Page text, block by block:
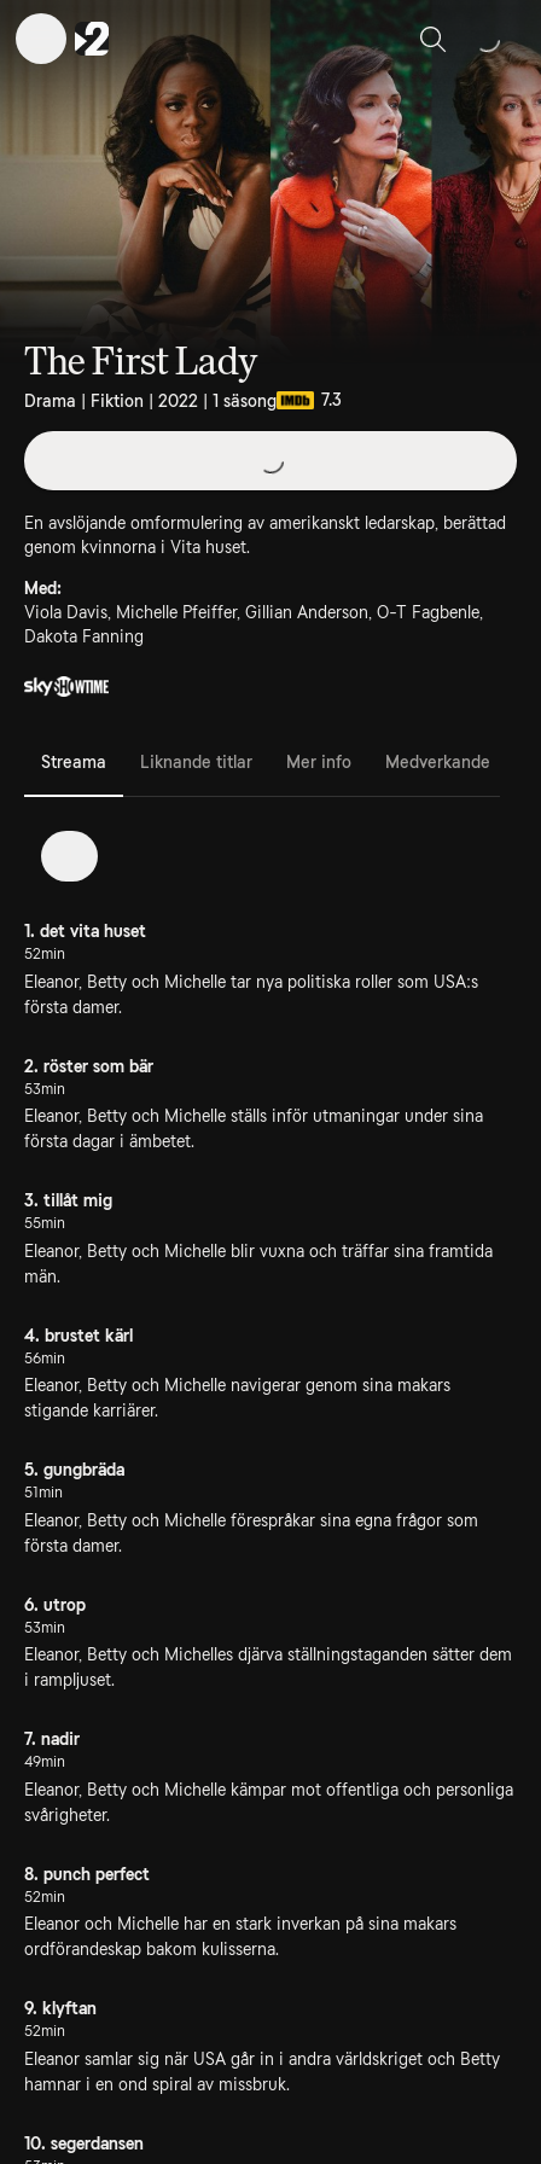
Sök
The First Lady
Drama | Fiktion | 2022 | 1 säsong 7.3
En avslöjande omformulering av amerikanskt ledarskap, berättad
genom kvinnorna i Vita huset.
Med:
Viola Davis, Michelle Pfeiffer, Gillian Anderson, O-T Fagbenle,
Dakota Fanning
Streama Liknande titlar Mer info Medverkande
1. det vita huset
52min
Eleanor, Betty och Michelle tar nya politiska roller som USA:s
första damer.
2. röster som bär
53min
Eleanor, Betty och Michelle ställs inför utmaningar under sina
första dagar i ämbetet.
3. tillåt mig
55min
Eleanor, Betty och Michelle blir vuxna och träffar sina framtida
män.
4. brustet kärl
56min
Eleanor, Betty och Michelle navigerar genom sina makars
stigande karriärer.
5. gungbräda
51min
Eleanor, Betty och Michelle förespråkar sina egna frågor som
första damer.
6. utrop
53min
Eleanor, Betty och Michelles djärva ställningstaganden sätter dem
i rampljuset.
7. nadir
49min
Eleanor, Betty och Michelle kämpar mot offentliga och personliga
svårigheter.
8. punch perfect
52min
Eleanor och Michelle har en stark inverkan på sina makars
ordförandeskap bakom kulisserna.
9. klyftan
52min
Eleanor samlar sig när USA går in i andra världskriget och Betty
hamnar i en ond spiral av missbruk.
10. segerdansen